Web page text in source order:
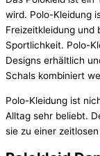
wird. Polo-Kleidung
Freizeitkleidung und
Sportlichkeit. Polo-
Designs erhältlich
Schals kombiniert
Polo-Kleidung ist
Alltag sehr beliebt.
sie zu einer